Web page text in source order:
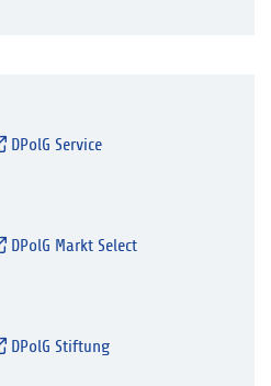
DPolG Service
DPolG Markt Select
DPolG Stiftung